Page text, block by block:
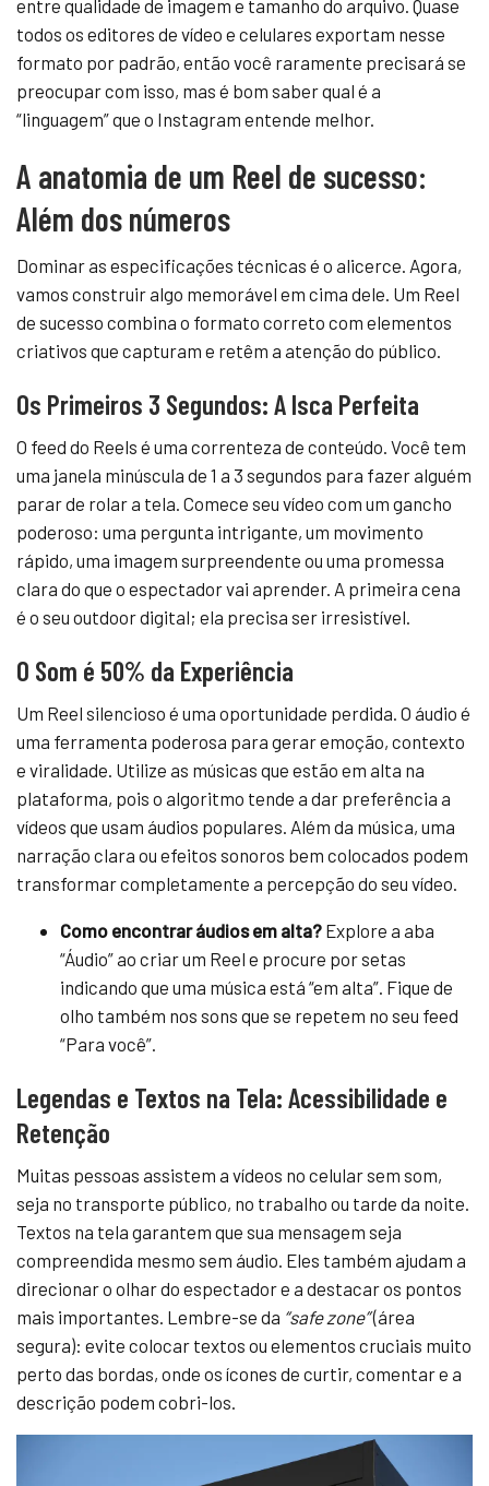
entre qualidade de imagem e tamanho do arquivo. Quase
todos os editores de vídeo e celulares exportam nesse
formato por padrão, então você raramente precisará se
preocupar com isso, mas é bom saber qual é a
“linguagem” que o Instagram entende melhor.
A anatomia de um Reel de sucesso:
Além dos números
Dominar as especificações técnicas é o alicerce. Agora,
vamos construir algo memorável em cima dele. Um Reel
de sucesso combina o formato correto com elementos
criativos que capturam e retêm a atenção do público.
Os Primeiros 3 Segundos: A Isca Perfeita
O feed do Reels é uma correnteza de conteúdo. Você tem
uma janela minúscula de 1 a 3 segundos para fazer alguém
parar de rolar a tela. Comece seu vídeo com um gancho
poderoso: uma pergunta intrigante, um movimento
rápido, uma imagem surpreendente ou uma promessa
clara do que o espectador vai aprender. A primeira cena
é o seu outdoor digital; ela precisa ser irresistível.
O Som é 50% da Experiência
Um Reel silencioso é uma oportunidade perdida. O áudio é
uma ferramenta poderosa para gerar emoção, contexto
e viralidade. Utilize as músicas que estão em alta na
plataforma, pois o algoritmo tende a dar preferência a
vídeos que usam áudios populares. Além da música, uma
narração clara ou efeitos sonoros bem colocados podem
transformar completamente a percepção do seu vídeo.
Como encontrar áudios em alta? Explore a aba
“Áudio” ao criar um Reel e procure por setas
indicando que uma música está “em alta”. Fique de
olho também nos sons que se repetem no seu feed
“Para você”.
Legendas e Textos na Tela: Acessibilidade e
Retenção
Muitas pessoas assistem a vídeos no celular sem som,
seja no transporte público, no trabalho ou tarde da noite.
Textos na tela garantem que sua mensagem seja
compreendida mesmo sem áudio. Eles também ajudam a
direcionar o olhar do espectador e a destacar os pontos
mais importantes. Lembre-se da “safe zone”(área
segura): evite colocar textos ou elementos cruciais muito
perto das bordas, onde os ícones de curtir, comentar e a
descrição podem cobri-los.